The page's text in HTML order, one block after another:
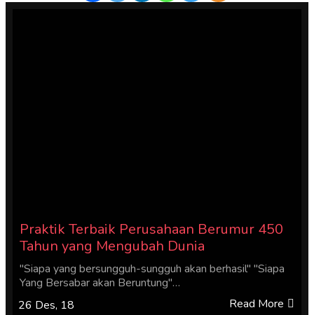
Praktik Terbaik Perusahaan Berumur 450
Tahun yang Mengubah Dunia
26 Des, 18
"Siapa yang bersungguh-sungguh akan berhasil" "Siapa
Yang Bersabar akan Beruntung"…
Read More